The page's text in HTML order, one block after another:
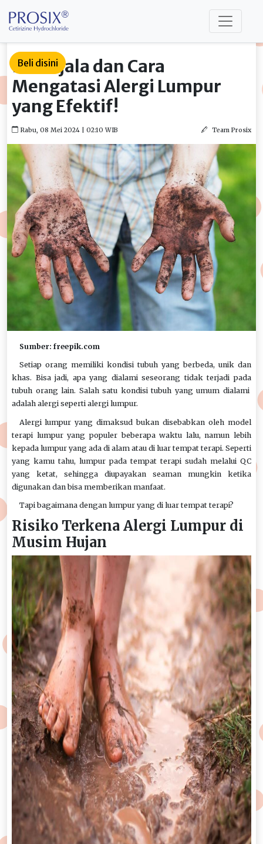
Beli disini
Ini Gejala dan Cara
Mengatasi Alergi Lumpur
yang Efektif!
Rabu, 08 Mei 2024 | 02:10 WIB Team Prosix
Sumber: freepik.com
Setiap orang memiliki kondisi tubuh yang berbeda, unik dan
khas. Bisa jadi, apa yang dialami seseorang tidak terjadi pada
tubuh orang lain. Salah satu kondisi tubuh yang umum dialami
adalah alergi seperti alergi lumpur.
Alergi lumpur yang dimaksud bukan disebabkan oleh model
terapi lumpur yang populer beberapa waktu lalu, namun lebih
kepada lumpur yang ada di alam atau di luar tempat terapi. Seperti
yang kamu tahu, lumpur pada tempat terapi sudah melalui QC
yang ketat, sehingga diupayakan seaman mungkin ketika
digunakan dan bisa memberikan manfaat.
Tapi bagaimana dengan lumpur yang di luar tempat terapi?
Risiko Terkena Alergi Lumpur di
Musim Hujan